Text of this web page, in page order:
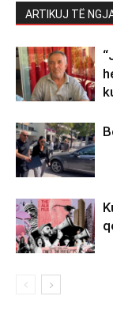
ARTIKUJ TË